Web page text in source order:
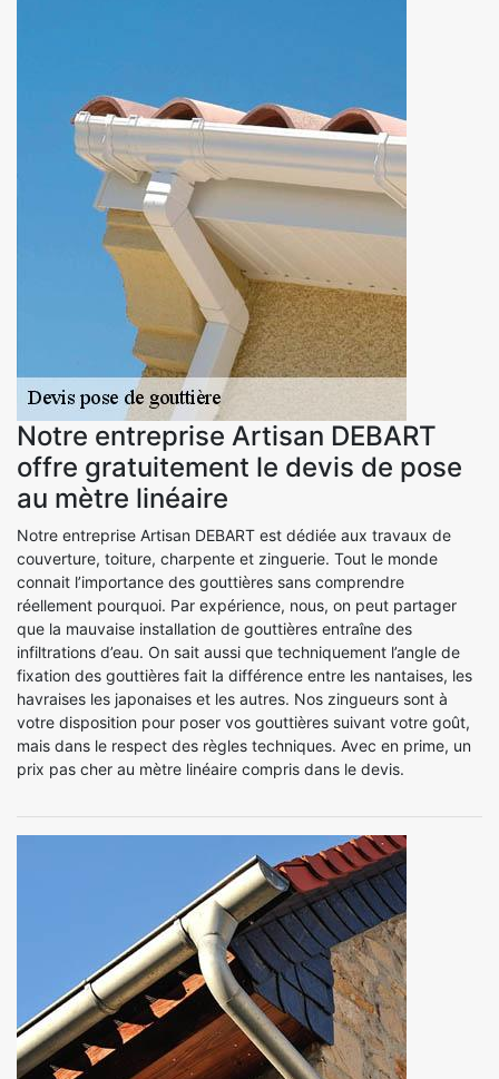
Notre entreprise Artisan DEBART
offre gratuitement le devis de pose
au mètre linéaire
Notre entreprise Artisan DEBART est dédiée aux travaux de
couverture, toiture, charpente et zinguerie. Tout le monde
connait l’importance des gouttières sans comprendre
réellement pourquoi. Par expérience, nous, on peut partager
que la mauvaise installation de gouttières entraîne des
infiltrations d’eau. On sait aussi que techniquement l’angle de
fixation des gouttières fait la différence entre les nantaises, les
havraises les japonaises et les autres. Nos zingueurs sont à
votre disposition pour poser vos gouttières suivant votre goût,
mais dans le respect des règles techniques. Avec en prime, un
prix pas cher au mètre linéaire compris dans le devis.